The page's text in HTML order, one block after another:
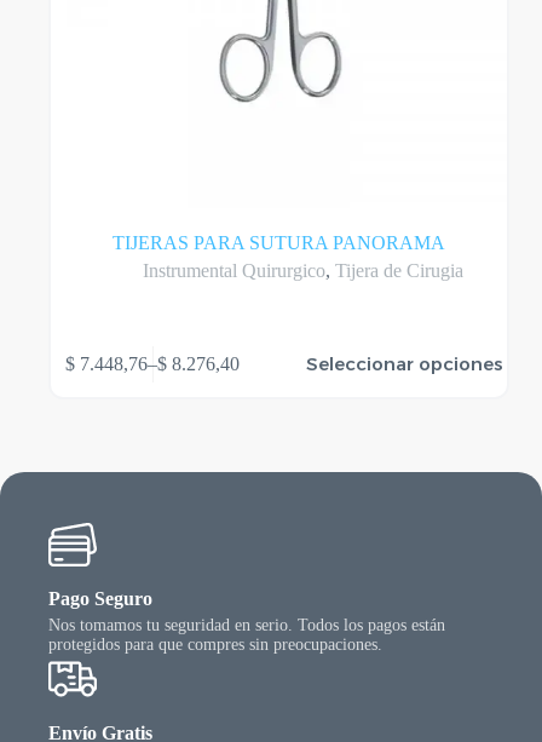
TIJERAS PARA SUTURA PANORAMA
Instrumental Quirurgico,Tijera de Cirugia
$ 7.448,76–$ 8.276,40
Rango
Seleccionar opciones
producto
opciones
pueden
elegir
en
página
del
producto
Pago Seguro
Nos tomamos tu seguridad en serio. Todos los pagos están
protegidos para que compres sin preocupaciones.
Envío Gratis